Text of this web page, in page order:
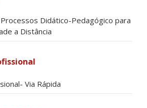
Didático-Pedagógico para
a Distância
Via Rápida